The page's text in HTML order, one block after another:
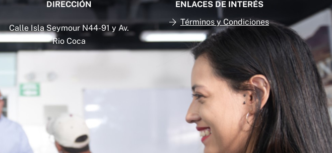
DIRECCIÓN
Calle Isla Seymour N44-91 y Av.
Rio Coca
ENLACES DE INTERÉS
Términos y Condiciones